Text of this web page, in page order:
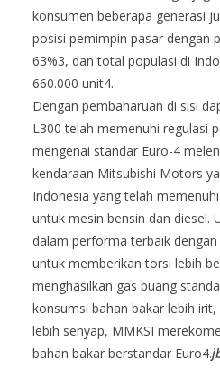
konsumen beberapa generasi
posisi pemimpin pasar dengan
63%3, dan total populasi di
660.000 unit4.
Dengan pembaharuan di sisi
L300 telah memenuhi regulasi
mengenai standar Euro-4
kendaraan Mitsubishi Motors
Indonesia yang telah
untuk mesin bensin dan diesel.
dalam performa terbaik
untuk memberikan torsi lebih
menghasilkan gas buang
konsumsi bahan bakar lebih
lebih senyap, MMKSI
bahan bakar berstandar Euro4.